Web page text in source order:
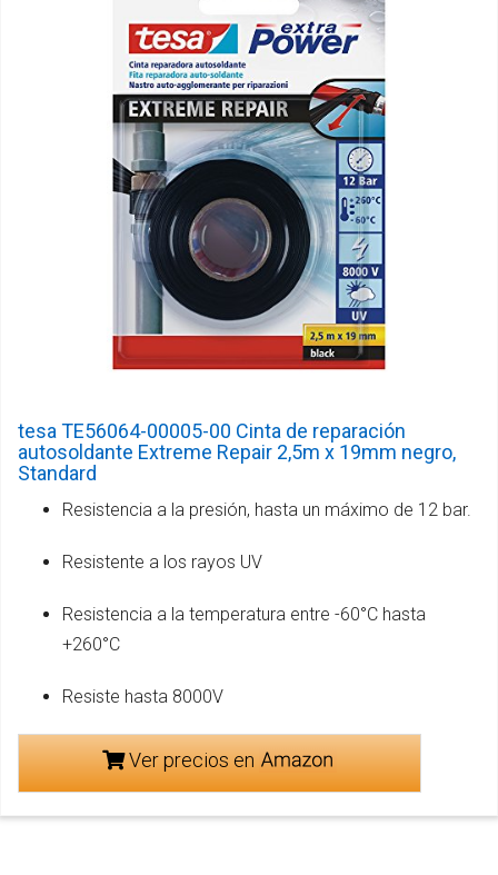
tesa TE56064-00005-00 Cinta de reparación
autosoldante Extreme Repair 2,5m x 19mm negro,
Standard
Resistencia a la presión, hasta un máximo de 12 bar.
Resistente a los rayos UV
Resistencia a la temperatura entre -60°C hasta
+260°C
Resiste hasta 8000V
Ver precios en